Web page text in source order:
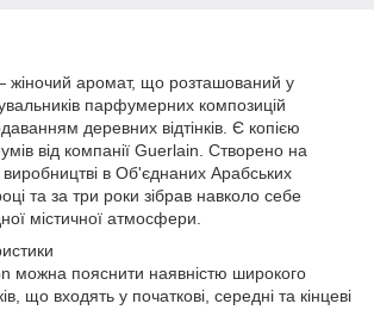
аромат, що розташований у
парфумерних композицій
деревних відтінків. Є копією
від компанії Guerlain. Створено на
виробництві в Об'єднаних Арабських
та за три роки зібрав навколо себе
містичної атмосфери.
можна пояснити наявністю широкого
що входять у початкові, середні та кінцеві